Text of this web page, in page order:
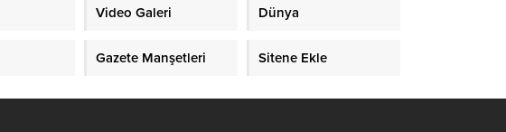
Video Galeri Dünya
Gazete Manşetleri Sitene Ekle